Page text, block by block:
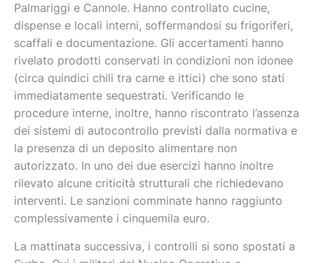
Palmariggi e Cannole. Hanno controllato cucine,
dispense e locali interni, soffermandosi su frigoriferi,
scaffali e documentazione. Gli accertamenti hanno
rivelato prodotti conservati in condizioni non idonee
(circa quindici chili tra carne e ittici) che sono stati
immediatamente sequestrati. Verificando le
procedure interne, inoltre, hanno riscontrato l’assenza
dei sistemi di autocontrollo previsti dalla normativa e
la presenza di un deposito alimentare non
autorizzato. In uno dei due esercizi hanno inoltre
rilevato alcune criticità strutturali che richiedevano
interventi. Le sanzioni comminate hanno raggiunto
complessivamente i cinquemila euro.
La mattinata successiva, i controlli si sono spostati a